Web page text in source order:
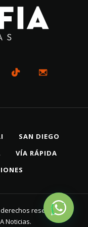
SAN DIEGO
VÍA RÁPIDA
reservados
Noticias.